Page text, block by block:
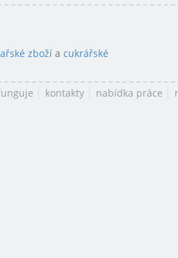
zboží a cukrářské
kontakty nabídka práce